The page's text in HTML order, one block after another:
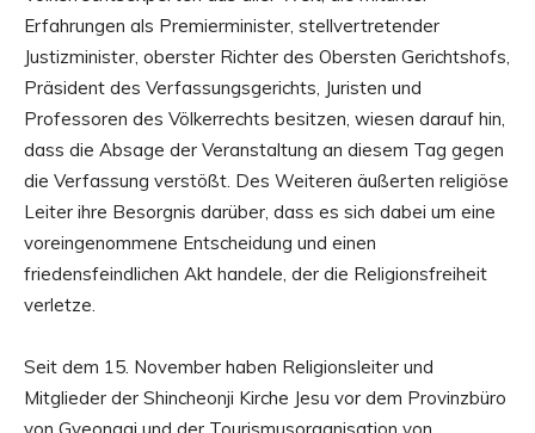
Erfahrungen als Premierminister, stellvertretender
Justizminister, oberster Richter des Obersten Gerichtshofs,
Präsident des Verfassungsgerichts, Juristen und
Professoren des Völkerrechts besitzen, wiesen darauf hin,
dass die Absage der Veranstaltung an diesem Tag gegen
die Verfassung verstößt. Des Weiteren äußerten religiöse
Leiter ihre Besorgnis darüber, dass es sich dabei um eine
voreingenommene Entscheidung und einen
friedensfeindlichen Akt handele, der die Religionsfreiheit
verletze.
Seit dem 15. November haben Religionsleiter und
Mitglieder der Shincheonji Kirche Jesu vor dem Provinzbüro